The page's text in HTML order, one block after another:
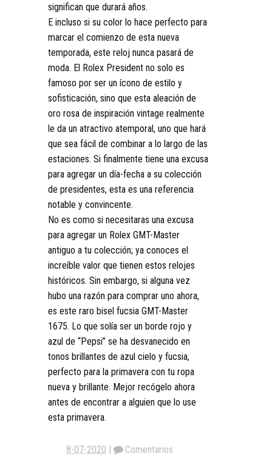
significan que durará años.
E incluso si su color lo hace perfecto para
marcar el comienzo de esta nueva
temporada, este reloj nunca pasará de
moda. El Rolex President no solo es
famoso por ser un ícono de estilo y
sofisticación, sino que esta aleación de
oro rosa de inspiración vintage realmente
le da un atractivo atemporal, uno que hará
que sea fácil de combinar a lo largo de las
estaciones. Si finalmente tiene una excusa
para agregar un día-fecha a su colección
de presidentes, esta es una referencia
notable y convincente.
No es como si necesitaras una excusa
para agregar un Rolex GMT-Master
antiguo a tu colección; ya conoces el
increíble valor que tienen estos relojes
históricos. Sin embargo, si alguna vez
hubo una razón para comprar uno ahora,
es este raro bisel fucsia GMT-Master
1675. Lo que solía ser un borde rojo y
azul de “Pepsi” se ha desvanecido en
tonos brillantes de azul cielo y fucsia,
perfecto para la primavera con tu ropa
nueva y brillante. Mejor recógelo ahora
antes de encontrar a alguien que lo use
esta primavera.
8-07-2020 |
Comentarios